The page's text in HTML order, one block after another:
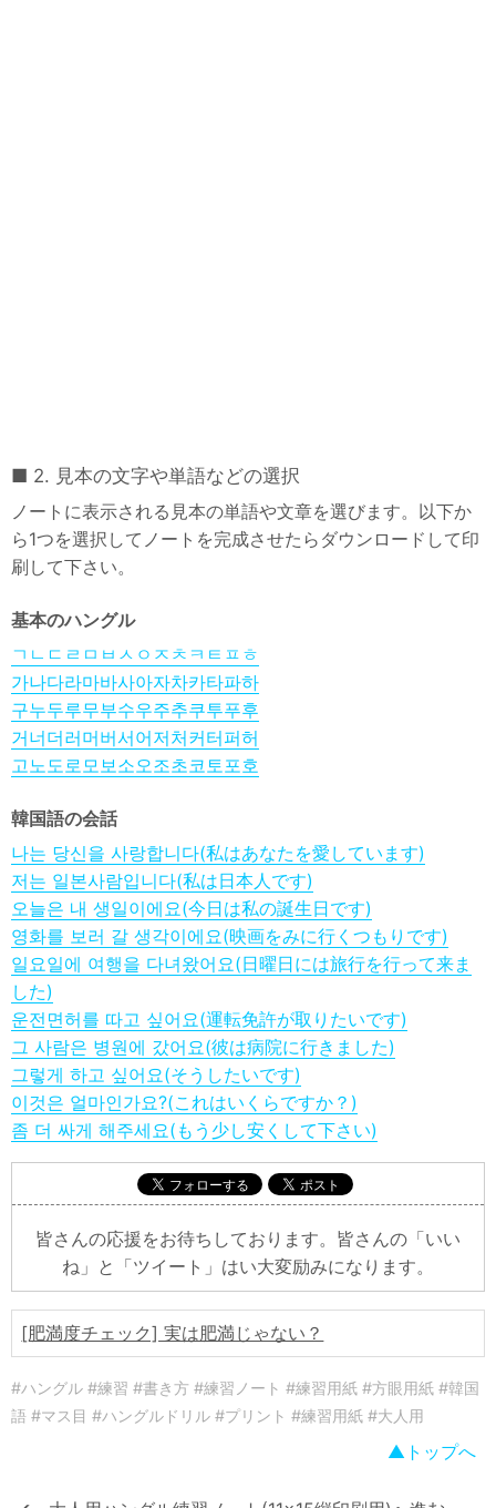
2. 見本の文字や単語などの選択
ノートに表示される見本の単語や文章を選びます。以下か
ら1つを選択してノートを完成させたらダウンロードして印
刷して下さい。
基本のハングル
ㄱㄴㄷㄹㅁㅂㅅㅇㅈㅊㅋㅌㅍㅎ
가나다라마바사아자차카타파하
구누두루무부수우주추쿠투푸후
거너더러머버서어저처커터퍼허
고노도로모보소오조초코토포호
韓国語の会話
나는 당신을 사랑합니다(私はあなたを愛しています)
저는 일본사람입니다(私は日本人です)
오늘은 내 생일이에요(今日は私の誕生日です)
영화를 보러 갈 생각이에요(映画をみに行くつもりです)
일요일에 여행을 다녀왔어요(日曜日には旅行を行って来ま
した)
운전면허를 따고 싶어요(運転免許が取りたいです)
그 사람은 병원에 갔어요(彼は病院に行きました)
그렇게 하고 싶어요(そうしたいです)
이것은 얼마인가요?(これはいくらですか？)
좀 더 싸게 해주세요(もう少し安くして下さい)
皆さんの応援をお待ちしております。皆さんの「いい
ね」と「ツイート」はい大変励みになります。
[肥満度チェック] 実は肥満じゃない？
#ハングル #練習 #書き方 #練習ノート #練習用紙 #方眼用紙 #韓国
語 #マス目 #ハングルドリル #プリント #練習用紙 #大人用
トップへ